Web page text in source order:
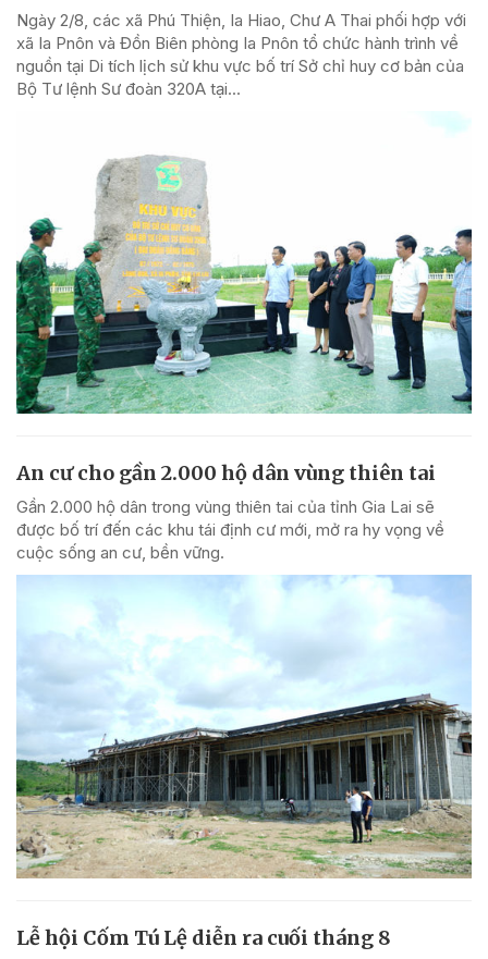
Ngày 2/8, các xã Phú Thiện, Ia Hiao, Chư A Thai phối hợp với
xã Ia Pnôn và Đồn Biên phòng Ia Pnôn tổ chức hành trình về
nguồn tại Di tích lịch sử khu vực bố trí Sở chỉ huy cơ bản của
Bộ Tư lệnh Sư đoàn 320A tại...
An cư cho gần 2.000 hộ dân vùng thiên tai
Gần 2.000 hộ dân trong vùng thiên tai của tỉnh Gia Lai sẽ
được bố trí đến các khu tái định cư mới, mở ra hy vọng về
cuộc sống an cư, bền vững.
Lễ hội Cốm Tú Lệ diễn ra cuối tháng 8